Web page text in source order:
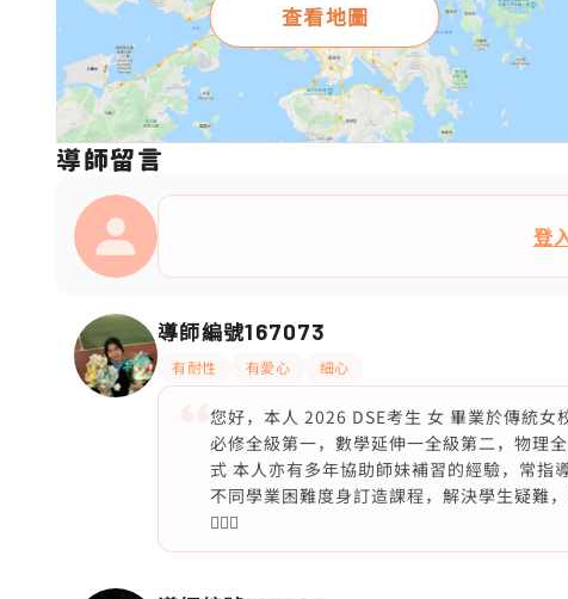
查看地圖
導師留言
登
導師編號167073
有耐性 有愛心 細心
您好，本人 2026 DSE考生 女 畢業於傳統
必修全級第一，數學延伸一全級第二，物理
式 本人亦有多年協助師妹補習的經驗，常指
不同學業困難度身訂造課程，解決學生疑難
🙇🏻‍♀️